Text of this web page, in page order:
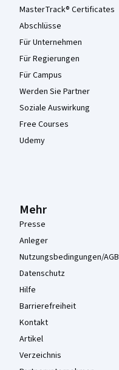
MasterTrack® Certificates
Abschlüsse
Für Unternehmen
Für Regierungen
Für Campus
Werden Sie Partner
Soziale Auswirkung
Free Courses
Udemy
Mehr
Presse
Anleger
Nutzungsbedingungen/AGB
Datenschutz
Hilfe
Barrierefreiheit
Kontakt
Artikel
Verzeichnis